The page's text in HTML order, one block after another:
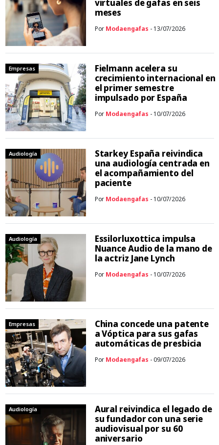
virtuales de gafas en seis
meses
Por Modaengafas - 13/07/2026
Empresas
Fielmann acelera su
crecimiento internacional en
el primer semestre
impulsado por España
Por Modaengafas - 10/07/2026
Audiología
Starkey España reivindica
una audiología centrada en
el acompañamiento del
paciente
Por Modaengafas - 10/07/2026
Audiología
Essilorluxottica impulsa
Nuance Audio de la mano de
la actriz Jane Lynch
Por Modaengafas - 10/07/2026
Empresas
China concede una patente
a Vóptica para sus gafas
automáticas de presbicia
Por Modaengafas - 09/07/2026
Audiología
Aural reivindica el legado de
su fundador con una serie
audiovisual por su 60
aniversario